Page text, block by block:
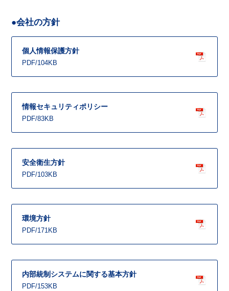
●会社の方針
個人情報保護方針
PDF/104KB
情報セキュリティポリシー
PDF/83KB
安全衛生方針
PDF/103KB
環境方針
PDF/171KB
内部統制システムに関する基本方針
PDF/153KB